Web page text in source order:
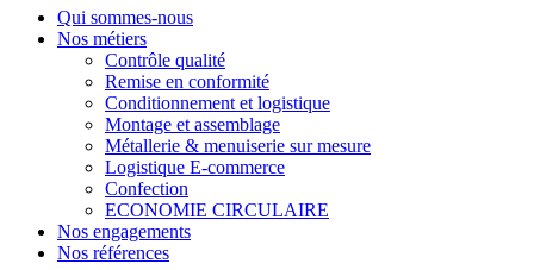
Qui sommes-nous
Nos métiers
Contrôle qualité
Remise en conformité
Conditionnement et logistique
Montage et assemblage
Métallerie & menuiserie sur mesure
Logistique E-commerce
Confection
ECONOMIE CIRCULAIRE
Nos engagements
Nos références